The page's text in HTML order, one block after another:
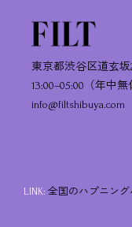
東京都渋谷区道玄坂
13:00–05:00（年中無
info@filtshibuya.com
LINK: 全国のハプニング